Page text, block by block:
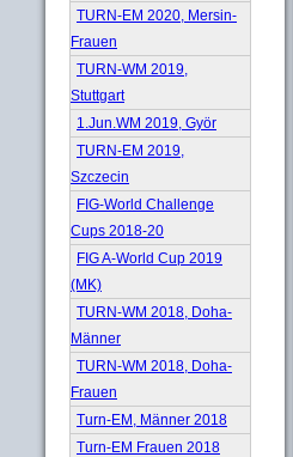
TURN-EM 2020, Mersin-
Frauen
TURN-WM 2019,
Stuttgart
1.Jun.WM 2019, Györ
TURN-EM 2019,
Szczecin
FIG-World Challenge
Cups 2018-20
FIG A-World Cup 2019
(MK)
TURN-WM 2018, Doha-
Männer
TURN-WM 2018, Doha-
Frauen
Turn-EM, Männer 2018
Turn-EM Frauen 2018